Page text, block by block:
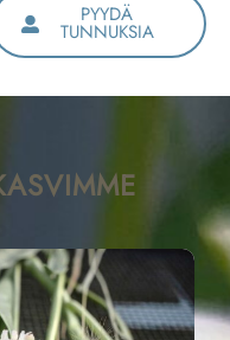
PYYDÄ
TUNNUKSIA